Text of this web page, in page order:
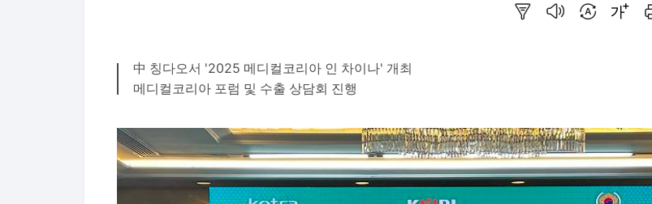
中 칭다오서 '2025 메디컬코리아 인 차이나' 개최
메디컬코리아 포럼 및 수출 상담회 진행